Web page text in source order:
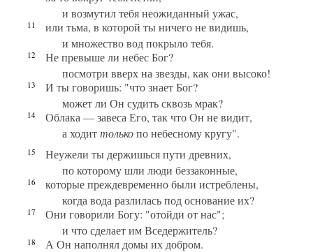
и возмутил тебя неожиданный ужас,
11
или тьма, в которой ты ничего не видишь,
и множество вод покрыло тебя.
12
Не превыше ли небес Бог?
посмотри вверх на звезды, как они высоко!
13
И ты говоришь: "что знает Бог?
может ли Он судить сквозь мрак?
14
Облака — завеса Его, так что Он не видит,
а ходиттолькопо небесному кругу".
15
Неужели ты держишься пути древних,
по которому шли люди беззаконные,
16
которые преждевременно были истреблены,
когда вода разлилась под основание их?
17
Они говорили Богу: "отойди от нас";
и что сделает им Вседержитель?
18
А Он наполнял домы их добром.